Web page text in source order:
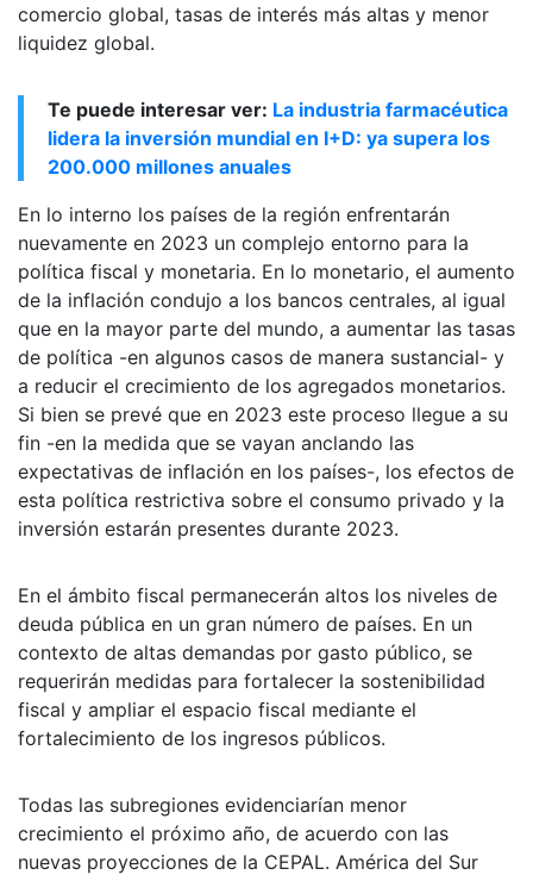
comercio global, tasas de interés más altas y menor
liquidez global.
Te puede interesar ver: La industria farmacéutica
lidera la inversión mundial en I+D: ya supera los
200.000 millones anuales
En lo interno los países de la región enfrentarán
nuevamente en 2023 un complejo entorno para la
política fiscal y monetaria. En lo monetario, el aumento
de la inflación condujo a los bancos centrales, al igual
que en la mayor parte del mundo, a aumentar las tasas
de política -en algunos casos de manera sustancial- y
a reducir el crecimiento de los agregados monetarios.
Si bien se prevé que en 2023 este proceso llegue a su
fin -en la medida que se vayan anclando las
expectativas de inflación en los países-, los efectos de
esta política restrictiva sobre el consumo privado y la
inversión estarán presentes durante 2023.
En el ámbito fiscal permanecerán altos los niveles de
deuda pública en un gran número de países. En un
contexto de altas demandas por gasto público, se
requerirán medidas para fortalecer la sostenibilidad
fiscal y ampliar el espacio fiscal mediante el
fortalecimiento de los ingresos públicos.
Todas las subregiones evidenciarían menor
crecimiento el próximo año, de acuerdo con las
nuevas proyecciones de la CEPAL. América del Sur